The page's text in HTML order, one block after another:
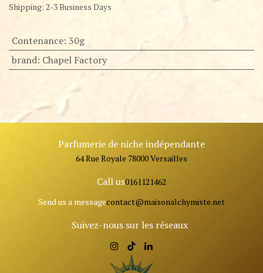
Shipping: 2-3 Business Days
Contenance: 30g
brand: Chapel Factory
Parfumerie de niche indépendante
64 Rue Royale 78000 Versailles
Call us0161121462
Send us a messagecontact@maisonalchymiste.net
Suivez-nous sur les réseaux